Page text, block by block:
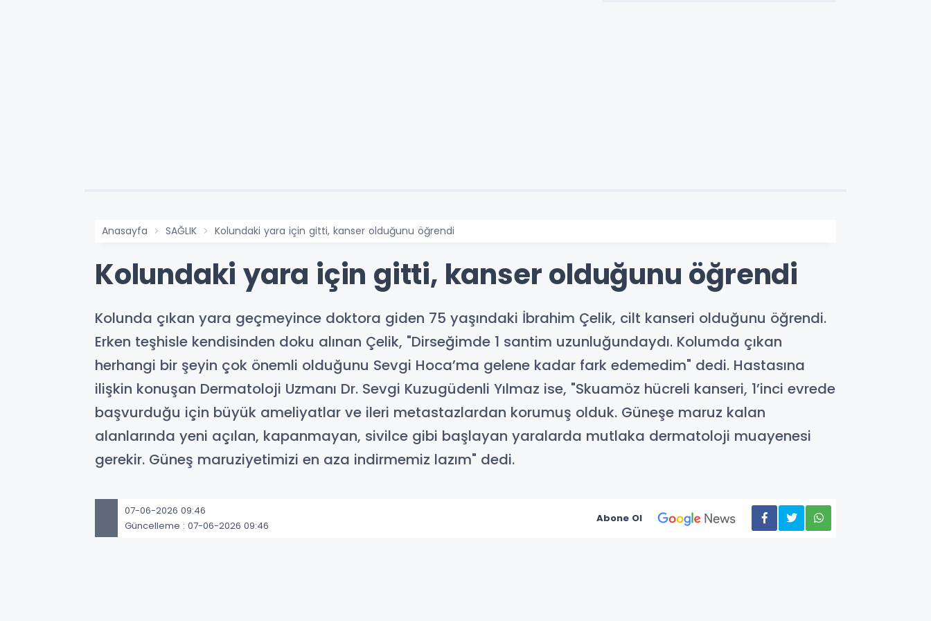
Anasayfa SAĞLIK Kolundaki yara için gitti, kanser olduğunu öğrendi
Kolundaki yara için gitti, kanser olduğunu öğrendi
Kolunda çıkan yara geçmeyince doktora giden 75 yaşındaki İbrahim Çelik, cilt kanseri olduğunu öğrendi.
Erken teşhisle kendisinden doku alınan Çelik, "Dirseğimde 1 santim uzunluğundaydı. Kolumda çıkan
herhangi bir şeyin çok önemli olduğunu Sevgi Hoca’ma gelene kadar fark edemedim" dedi. Hastasına
ilişkin konuşan Dermatoloji Uzmanı Dr. Sevgi Kuzugüdenli Yılmaz ise, "Skuamöz hücreli kanseri, 1’inci evrede
başvurduğu için büyük ameliyatlar ve ileri metastazlardan korumuş olduk. Güneşe maruz kalan
alanlarında yeni açılan, kapanmayan, sivilce gibi başlayan yaralarda mutlaka dermatoloji muayenesi
gerekir. Güneş maruziyetimizi en aza indirmemiz lazım" dedi.
07-06-2026 09:46
Güncelleme : 07-06-2026 09:46
Abone Ol